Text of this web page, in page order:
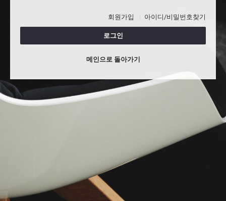
회원가입 아이디/비밀번호찾기
로그인
메인으로 돌아가기